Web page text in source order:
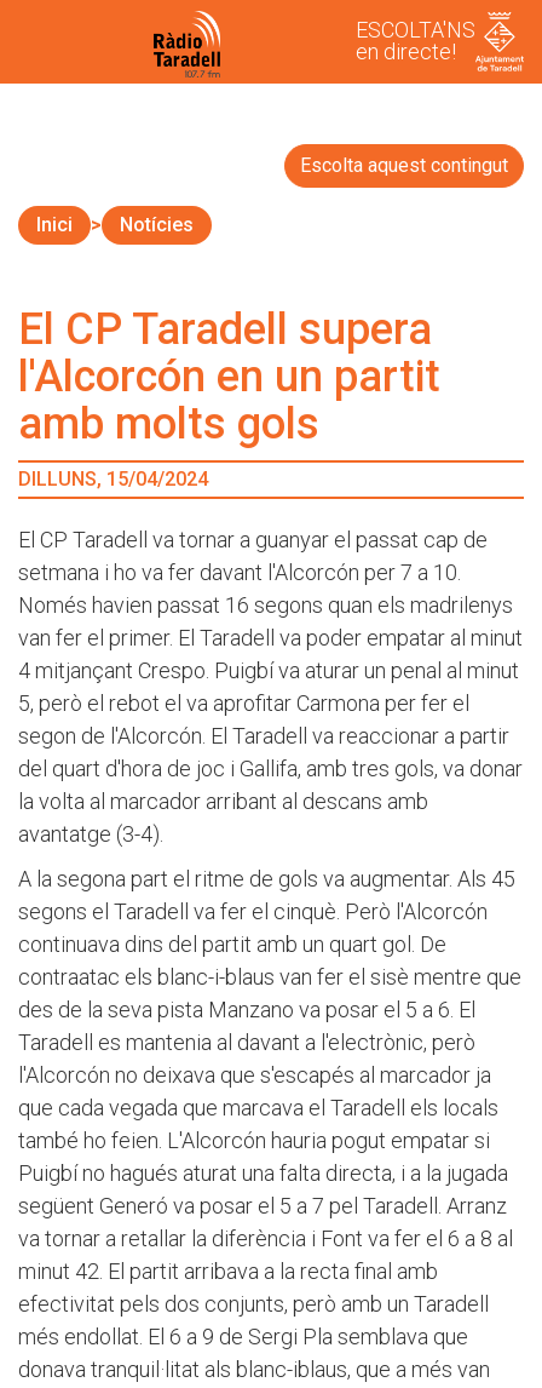
ESCOLTA'NS
en directe!
Escolta aquest contingut
Inici Notícies
El CP Taradell supera
l'Alcorcón en un partit
amb molts gols
DILLUNS, 15/04/2024
El CP Taradell va tornar a guanyar el passat cap de
setmana i ho va fer davant l'Alcorcón per 7 a 10.
Només havien passat 16 segons quan els madrilenys
van fer el primer. El Taradell va poder empatar al minut
4 mitjançant Crespo. Puigbí va aturar un penal al minut
5, però el rebot el va aprofitar Carmona per fer el
segon de l'Alcorcón. El Taradell va reaccionar a partir
del quart d'hora de joc i Gallifa, amb tres gols, va donar
la volta al marcador arribant al descans amb
avantatge (3-4).
A la segona part el ritme de gols va augmentar. Als 45
segons el Taradell va fer el cinquè. Però l'Alcorcón
continuava dins del partit amb un quart gol. De
contraatac els blanc-i-blaus van fer el sisè mentre que
des de la seva pista Manzano va posar el 5 a 6. El
Taradell es mantenia al davant a l'electrònic, però
l'Alcorcón no deixava que s'escapés al marcador ja
que cada vegada que marcava el Taradell els locals
també ho feien. L'Alcorcón hauria pogut empatar si
Puigbí no hagués aturat una falta directa, i a la jugada
següent Generó va posar el 5 a 7 pel Taradell. Arranz
va tornar a retallar la diferència i Font va fer el 6 a 8 al
minut 42. El partit arribava a la recta final amb
efectivitat pels dos conjunts, però amb un Taradell
més endollat. El 6 a 9 de Sergi Pla semblava que
donava tranquil·litat als blanc-iblaus, que a més van